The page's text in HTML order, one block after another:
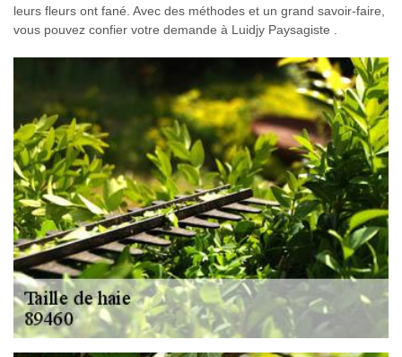
leurs fleurs ont fané. Avec des méthodes et un grand savoir-faire,
vous pouvez confier votre demande à Luidjy Paysagiste .